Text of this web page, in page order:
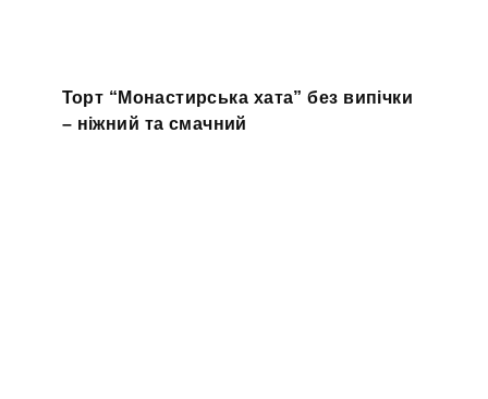
Торт “Монастирська хата” без випічки
– ніжний та смачний